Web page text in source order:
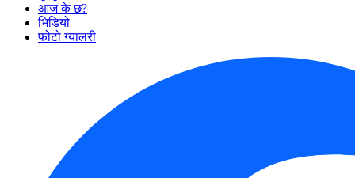
आज के छ?
भिडियो
फोटो ग्यालरी